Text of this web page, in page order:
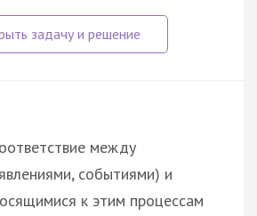
между
событиями) и
к этим процессам